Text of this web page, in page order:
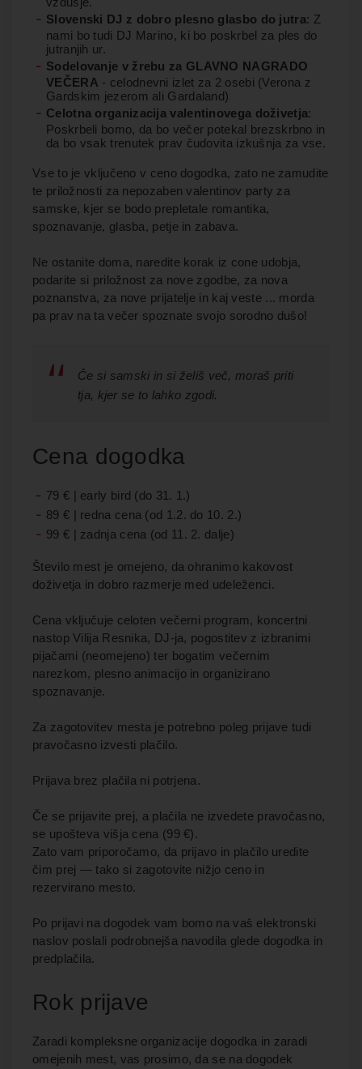
Slovenski DJ z dobro plesno glasbo do jutra: Z
nami bo tudi DJ Marino, ki bo poskrbel za ples do
jutranjih ur.
Sodelovanje v žrebu za GLAVNO NAGRADO
VEČERA - celodnevni izlet za 2 osebi (Verona z
Gardskim jezerom ali Gardaland)
Celotna organizacija valentinovega doživetja:
Poskrbeli bomo, da bo večer potekal brezskrbno in
da bo vsak trenutek prav čudovita izkušnja za vse.
Vse to je vključeno v ceno dogodka, zato ne zamudite
te priložnosti za nepozaben valentinov party za
samske, kjer se bodo prepletale romantika,
spoznavanje, glasba, petje in zabava.
Ne ostanite doma, naredite korak iz cone udobja,
podarite si priložnost za nove zgodbe, za nova
poznanstva, za nove prijatelje in kaj veste ... morda
pa prav na ta večer spoznate svojo sorodno dušo!
Če si samski in si želiš več, moraš priti
tja, kjer se to lahko zgodi.
Cena dogodka
79 € | early bird (do 31. 1.)
89 € | redna cena (od 1.2. do 10. 2.)
​99 € | zadnja cena (od 11. 2. dalje)
Število mest je omejeno, da ohranimo kakovost
doživetja in dobro razmerje med udeleženci.
Cena vključuje celoten večerni program, koncertni
nastop Vilija Resnika, DJ-ja, pogostitev z izbranimi
pijačami (neomejeno) ter bogatim večernim
narezkom, plesno animacijo in organizirano
spoznavanje.
Za zagotovitev mesta je potrebno poleg prijave tudi
pravočasno izvesti plačilo.
Prijava brez plačila ni potrjena.
Če se prijavite prej, a plačila ne izvedete pravočasno,
se upošteva višja cena (99 €).
Zato vam priporočamo, da prijavo in plačilo uredite
čim prej — tako si zagotovite nižjo ceno in
rezervirano mesto.
Po prijavi na dogodek vam bomo na vaš elektronski
naslov poslali podrobnejša navodila glede dogodka in
predplačila.
Rok prijave
Zaradi kompleksne organizacije dogodka in zaradi
omejenih mest, vas prosimo, da se na dogodek